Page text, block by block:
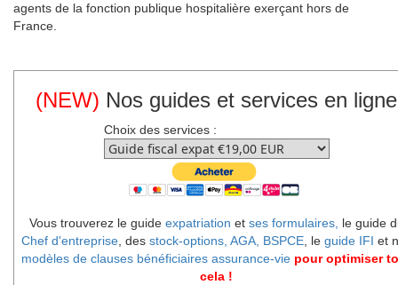
agents de la fonction publique hospitalière exerçant hors de
France.
(NEW) Nos guides et services en ligne
Choix des services :
Vous trouverez le guide expatriation et ses formulaires, le guide
Chef d'entreprise, des stock-options, AGA, BSPCE, le guide IFI et
modèles de clauses bénéficiaires assurance-vie pour optimiser
cela !